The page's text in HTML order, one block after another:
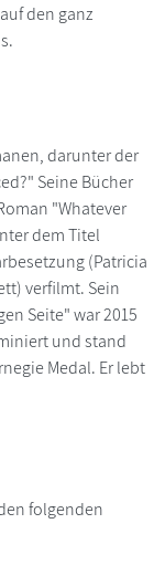
den ganz
darunter der
Seine Bücher
"Whatever
dem Titel
(Patricia
verfilmt. Sein
Seite" war 2015
und stand
Medal. Er lebt
folgenden